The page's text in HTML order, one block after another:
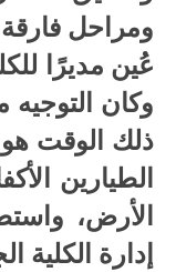
ومراحل
وكان
ذلك الوقت
الطيارين
الأرض،
إدارة الكلية